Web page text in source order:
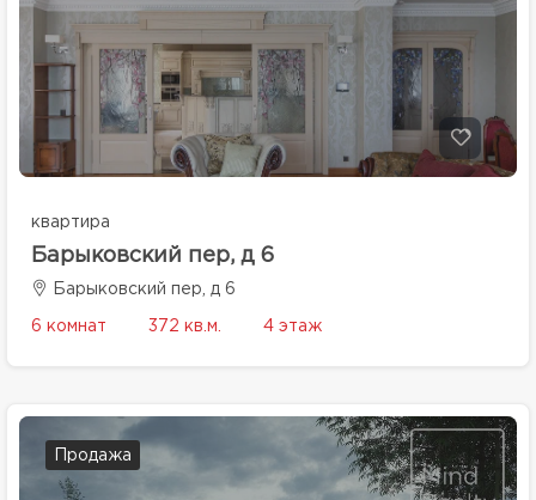
квартира
Барыковский пер, д 6
Барыковский пер, д 6
6 комнат 372 кв.м. 4 этаж
Продажа